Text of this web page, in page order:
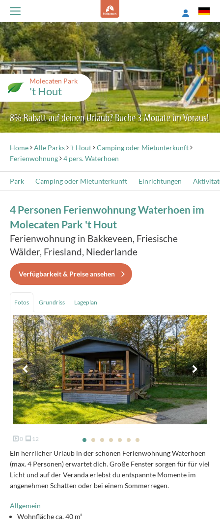
Molecaten Park
't Hout
8% Rabatt auf deinen Urlaub? Buche 3 Monate im Voraus!
Home Alle Parks 't Hout
Camping oder Mietunterkunft
Ferienwohnung
4 pers. Waterhoen
Park Camping oder Mietunterkunft Einrichtungen
4 Personen Ferienwohnung Waterhoen im
Molecaten Park 't Hout
Ferienwohnung in Bakkeveen, Friesische
Wälder, Friesland, Niederlande
Verfügbarkeit & Preise ansehen
Fotos Grundriss Lageplan
0 12
Ein herrlicher Urlaub in der schönen Ferienwohnung Waterhoen
(max. 4 Personen) erwartet dich. Große Fenster sorgen für für viel
Licht und auf der Veranda erlebst du entspannte Momente im
angenehmen Schatten oder bei einem Sommerregen.
Allgemein
Wohnfläche ca. 40 m²